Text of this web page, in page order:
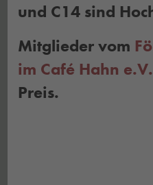
und C14 sind
Mitglieder vom
im Café Hahn e.V.
Preis.